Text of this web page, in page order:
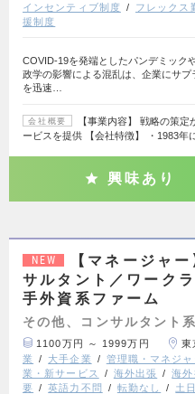
インセンティブ制度
フレックス
援制度
COVID-19を発端としたパンデミック
政学の影響による混乱は、企業にサ
を迅速…
会社概要
【事業内容】 戦略の策
ービスを提供 【会社特徴】 ・1983年
興味あり
NEW
【マネージャ
サルタント／ワーク
手外資系ファーム
その他、コンサルタント系
1100万円 ～ 1999万円 東
業
大手企業 管理職・マネジャ
業・新サービス
海外出張 海
要
英語力不問 転勤なし 土